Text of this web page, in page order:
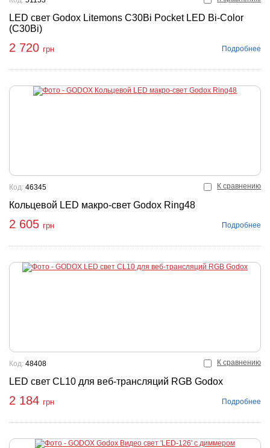
LED свет Godox Litemons C30Bi Pocket LED Bi-Color
(C30Bi)
2 720 грн Подробнее
К сравнению
Кольцевой LED макро-свет Godox Ring48
Код: 46345
2 605 грн Подробнее
К сравнению
LED свет CL10 для веб-трансляций RGB Godox
Код: 48408
2 184 грн Подробнее